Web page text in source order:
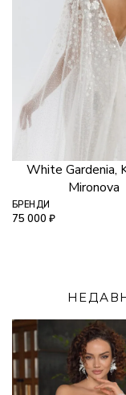
White Gardenia,
Mironova
БРЕНДИ
75 000₽